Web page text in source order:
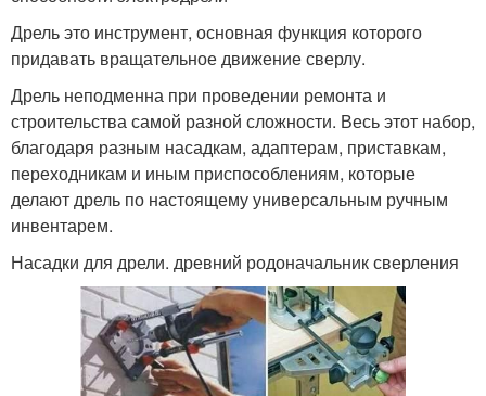
Дрель это инструмент, основная функция которого
придавать вращательное движение сверлу.
Дрель неподменна при проведении ремонта и
строительства самой разной сложности. Весь этот набор,
благодаря разным насадкам, адаптерам, приставкам,
переходникам и иным приспособлениям, которые
делают дрель по настоящему универсальным ручным
инвентарем.
Насадки для дрели. древний родоначальник сверления